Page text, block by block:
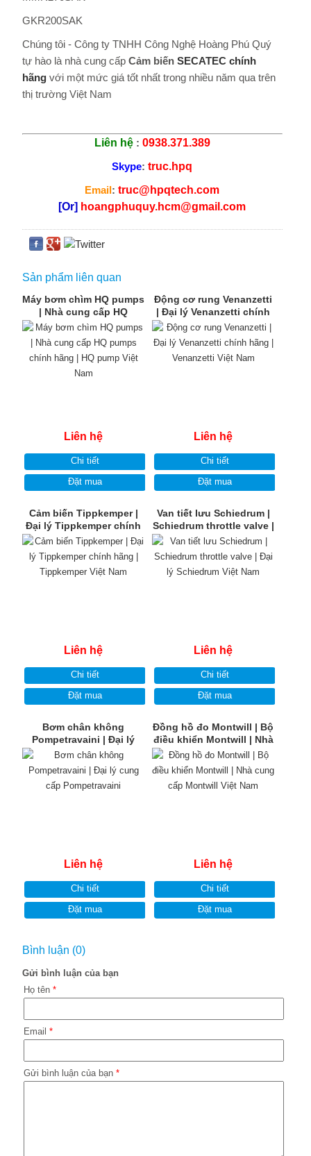
GKR200SAK
Chúng tôi - Công ty TNHH Công Nghệ Hoàng Phú Quý
tự hào là nhà cung cấp Cảm biến SECATEC chính
hãng với một mức giá tốt nhất trong nhiều năm qua trên
thị trường Việt Nam
Liên hệ: 0938.371.389
Skype:truc.hpq
Email:truc@hpqtech.com
[Or] hoangphuquy.hcm@gmail.com
Sản phẩm liên quan
Máy bơm chìm HQ pumps
| Nhà cung cấp HQ
pumps chính hãng | HQ
pump Việt Nam
Liên hệ
Chi tiết
Đặt mua
Động cơ rung Venanzetti
| Đại lý Venanzetti chính
hãng | Venanzetti Việt
Nam
Liên hệ
Chi tiết
Đặt mua
Cảm biến Tippkemper |
Đại lý Tippkemper chính
hãng | Tippkemper Việt
Liên hệ
Chi tiết
Đặt mua
Van tiết lưu Schiedrum |
Schiedrum throttle valve |
Đại lý Schiedrum Việt
Nam
Liên hệ
Chi tiết
Đặt mua
Bơm chân không
Pompetravaini | Đại lý
cung cấp Pompetravaini
Liên hệ
Chi tiết
Đặt mua
Đồng hồ đo Montwill | Bộ
điều khiển Montwill | Nhà
cung cấp Montwill Việt
Nam
Liên hệ
Chi tiết
Đặt mua
Bình luận (0)
Gửi bình luận của bạn
Họ tên *
Email *
Gửi bình luận của bạn *